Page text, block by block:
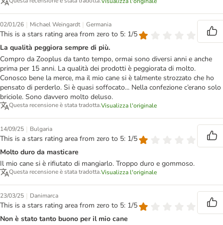
02/01/26 | Michael Weingardt | Germania
This is a stars rating area from zero to 5: 1/5
La qualità peggiora sempre di più.
Compro da Zooplus da tanto tempo, ormai sono diversi anni e anche
prima per 15 anni. La qualità dei prodotti è peggiorata di molto.
Conosco bene la merce, ma il mio cane si è talmente strozzato che ho
pensato di perderlo. Si è quasi soffocato... Nella confezione c’erano solo
briciole. Sono davvero molto deluso.
Questa recensione è stata tradotta.Visualizza l'originale
14/09/25 | Bulgaria
This is a stars rating area from zero to 5: 1/5
Molto duro da masticare
Il mio cane si è rifiutato di mangiarlo. Troppo duro e gommoso.
Questa recensione è stata tradotta.Visualizza l'originale
23/03/25 | Danimarca
This is a stars rating area from zero to 5: 1/5
Non è stato tanto buono per il mio cane